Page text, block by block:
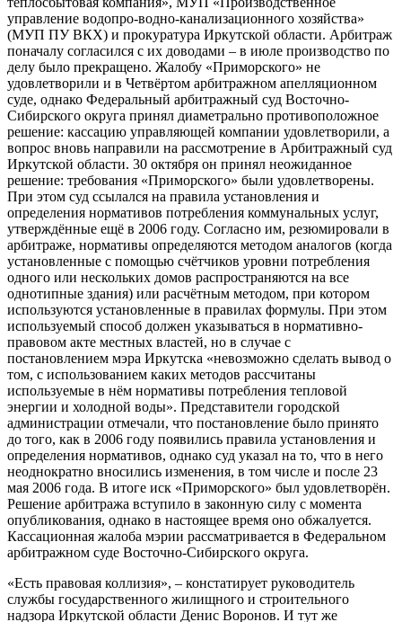
управление водопро-водно-канализационного хозяйства»
(МУП ПУ ВКХ) и прокуратура Иркутской области. Арбитраж
поначалу согласился с их доводами – в июле производство по
делу было прекращено. Жалобу «Приморского» не
удовлетворили и в Четвёртом арбитражном апелляционном
суде, однако Федеральный арбитражный суд Восточно-
Сибирского округа принял диаметрально противоположное
решение: кассацию управляющей компании удовлетворили, а
вопрос вновь направили на рассмотрение в Арбитражный суд
Иркутской области. 30 октября он принял неожиданное
решение: требования «Приморского» были удовлетворены.
При этом суд ссылался на правила установления и
определения нормативов потребления коммунальных услуг,
утверждённые ещё в 2006 году. Согласно им, резюмировали в
арбитраже, нормативы определяются методом аналогов (когда
установленные с помощью счётчиков уровни потребления
одного или нескольких домов распространяются на все
однотипные здания) или расчётным методом, при котором
используются установленные в правилах формулы. При этом
используемый способ должен указываться в нормативно-
правовом акте местных властей, но в случае с
постановлением мэра Иркутска «невозможно сделать вывод о
том, с использованием каких методов рассчитаны
используемые в нём нормативы потребления тепловой
энергии и холодной воды». Представители городской
администрации отмечали, что постановление было принято
до того, как в 2006 году появились правила установления и
определения нормативов, однако суд указал на то, что в него
неоднократно вносились изменения, в том числе и после 23
мая 2006 года. В итоге иск «Приморского» был удовлетворён.
Решение арбитража вступило в законную силу с момента
опубликования, однако в настоящее время оно обжалуется.
Кассационная жалоба мэрии рассматривается в Федеральном
арбитражном суде Восточно-Сибирского округа.
«Есть правовая коллизия», – констатирует руководитель
службы государственного жилищного и строительного
надзора Иркутской области Денис Воронов. И тут же